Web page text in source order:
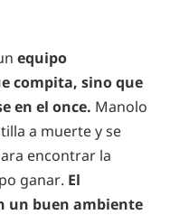
equipo
compita, sino que
en el once. Manolo
a muerte y se
encontrar la
ganar. El
un buen ambiente